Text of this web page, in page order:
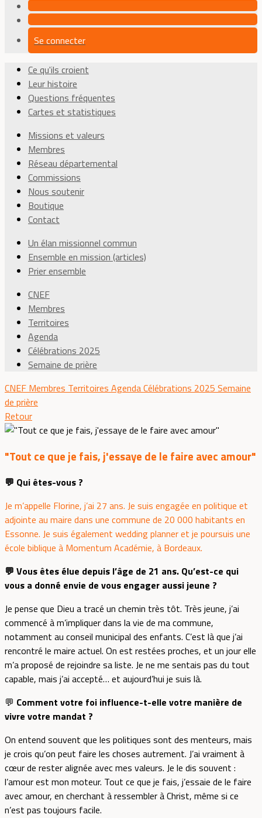
Se connecter
Ce qu'ils croient
Leur histoire
Questions fréquentes
Cartes et statistiques
Missions et valeurs
Membres
Réseau départemental
Commissions
Nous soutenir
Boutique
Contact
Un élan missionnel commun
Ensemble en mission (articles)
Prier ensemble
CNEF
Membres
Territoires
Agenda
Célébrations 2025
Semaine de prière
CNEF Membres Territoires AgendaCélébrations 2025 Semaine
de prière
Retour
"Tout ce que je fais, j'essaye de le faire avec amour"
💬 Qui êtes-vous ?
Je m’appelle Florine, j’ai 27 ans. Je suis engagée en politique et
adjointe au maire dans une commune de 20 000 habitants en
Essonne. Je suis également wedding planner et je poursuis une
école biblique à Momentum Académie, à Bordeaux.
💬 Vous êtes élue depuis l’âge de 21 ans. Qu’est-ce qui
vous a donné envie de vous engager aussi jeune ?
Je pense que Dieu a tracé un chemin très tôt. Très jeune, j’ai
commencé à m’impliquer dans la vie de ma commune,
notamment au conseil municipal des enfants. C’est là que j’ai
rencontré le maire actuel. On est restées proches, et un jour elle
m’a proposé de rejoindre sa liste. Je ne me sentais pas du tout
capable, mais j’ai accepté… et aujourd’hui je suis là.
💬 Comment votre foi influence-t-elle votre manière de
vivre votre mandat ?
On entend souvent que les politiques sont des menteurs, mais
je crois qu’on peut faire les choses autrement. J’ai vraiment à
cœur de rester alignée avec mes valeurs. Je le dis souvent :
l’amour est mon moteur. Tout ce que je fais, j’essaie de le faire
avec amour, en cherchant à ressembler à Christ, même si ce
n’est pas toujours facile.